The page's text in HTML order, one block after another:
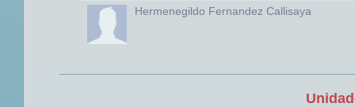
Hermenegildo Fernandez Callisaya